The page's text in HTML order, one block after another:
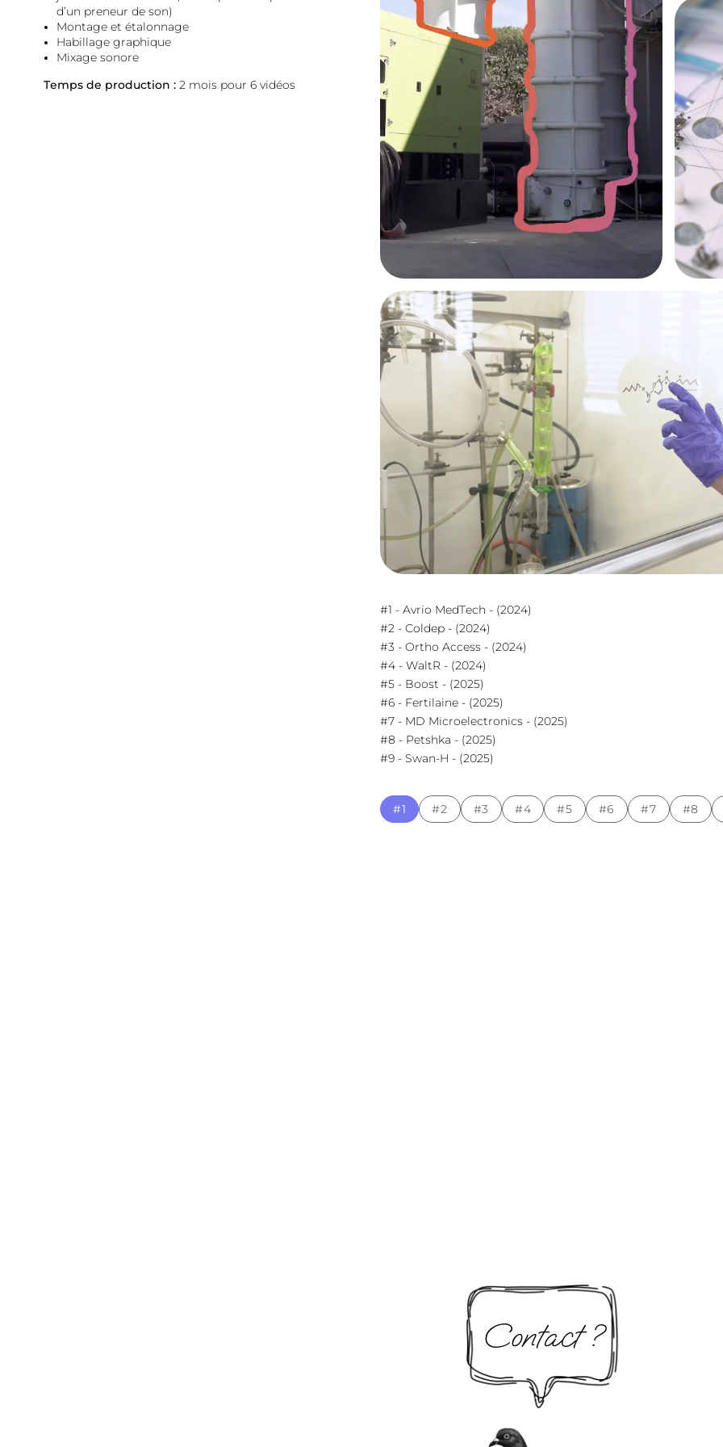
d’un preneur de son)
Montage et étalonnage
Habillage graphique
Mixage sonore
Temps de production :2 mois pour 6 vidéos
#1 - Avrio MedTech - (2024)
#2 - Coldep - (2024)
#3 - Ortho Access - (2024)
#4 - WaltR - (2024)
#5 - Boost - (2025)
#6 - Fertilaine - (2025)
#7 - MD Microelectronics - (2025)
#8 - Petshka - (2025)
#9 - Swan-H - (2025)
#1 #2 #3 #4 #5 #6 #7 #8
Contact ?
Joindre un fichier
J'accepte la collecte de mes données de la part de
l'entreprise SapienSapienS.
Ou directement ici